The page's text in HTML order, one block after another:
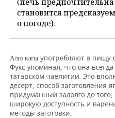
становится
о погоде).
Алю кагы употребляют в пищу
Фукс упоминал, что она
татарском чаепитии. Это
десерт, способ заготовления
придуманный задолго до
широкую доступность и
методы заготовки.